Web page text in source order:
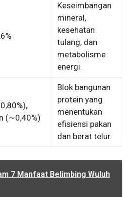
,6%
Keseimbangan
mineral,
kesehatan
tulang, dan
metabolisme
energi.
0,80%),
(∼0,40%)
Blok bangunan
protein yang
menentukan
efisiensi pakan
dan berat telur.
7 Manfaat Belimbing Wuluh